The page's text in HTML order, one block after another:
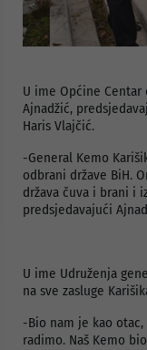
U ime Općine
Ajnadžić,
Haris Vlajčić.
-General Kemo
odbrani države BiH.
država čuva i brani i
predsjedavajući
U ime Udruženja
na sve zasluge
-Bio nam je kao
radimo. Naš Kemo